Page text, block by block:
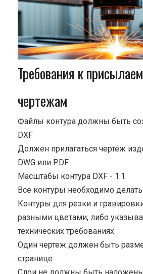
Требования к
чертежам
Файлы контура должны быть
DXF
Должен прилагаться чертёж
DWG или PDF
Масштабы контура DXF - 1:1
Все контуры необходимо
Контуры для резки и
разными цветами, либо
технических требованиях
Один чертеж должен быть
странице